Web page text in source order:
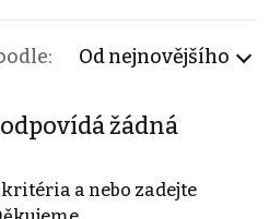
Od nejnovějšího
žádná
a nebo zadejte